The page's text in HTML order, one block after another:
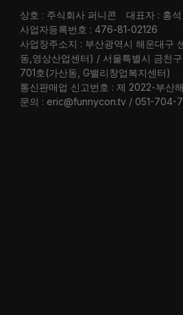
상호 : 주식회사 퍼니콘
대표자 : 홍석
사업자등록번호 : 476-81-02126
사업장주소지 : 부산광역시 해운대구
동,영상산업센터) / 서울특별시 금천구
701호(가산동, G밸리창업복지센터)
통신판매업 신고번호 : 제 2022-부산
문의 : eric@funnycon.tv / 051-704-